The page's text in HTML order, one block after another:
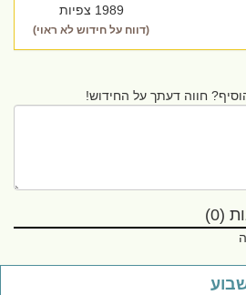
1989 צפיות
(דווח על חידוש לא ראוי)
חווה דעתך על החידוש!